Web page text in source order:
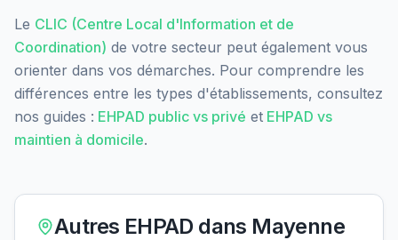
Le CLIC (Centre Local d'Information et de
Coordination) de votre secteur peut également vous
orienter dans vos démarches. Pour comprendre les
différences entre les types d'établissements, consultez
nos guides : EHPAD public vs privé et EHPAD vs
maintien à domicile.
Autres EHPAD dans Mayenne